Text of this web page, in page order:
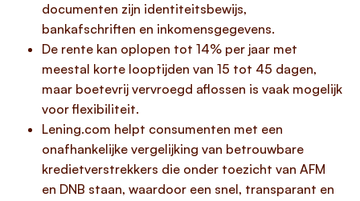
documenten zijn identiteitsbewijs,
bankafschriften en inkomensgegevens.
De rente kan oplopen tot 14% per jaar met
meestal korte looptijden van 15 tot 45 dagen,
maar boetevrij vervroegd aflossen is vaak mogelijk
voor flexibiliteit.
Lening.com helpt consumenten met een
onafhankelijke vergelijking van betrouwbare
kredietverstrekkers die onder toezicht van AFM
en DNB staan, waardoor een snel, transparant en